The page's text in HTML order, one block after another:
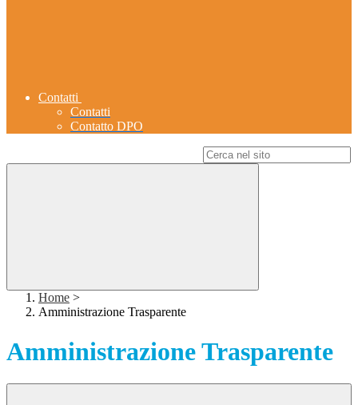
Contatti
Contatti
Contatto DPO
Home >
Amministrazione Trasparente
Amministrazione Trasparente